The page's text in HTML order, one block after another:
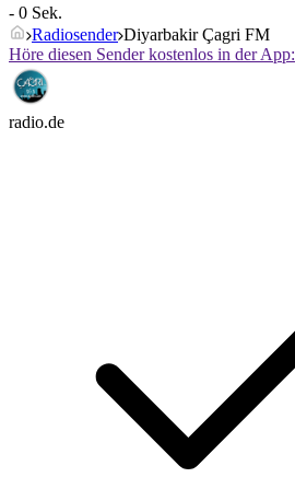
- 0 Sek.
Radiosender Diyarbakir Çagri FM
Höre diesen Sender kostenlos in der App:
radio.de